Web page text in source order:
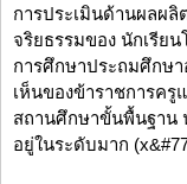
การประเมินด้านผลผ
จริยธรรมของ นักเรีย
การศึกษาประถมศึกษ
เห็นของข้าราชการค
สถานศึกษาขั้นพื้นฐาน
อยู่ในระดับมาก